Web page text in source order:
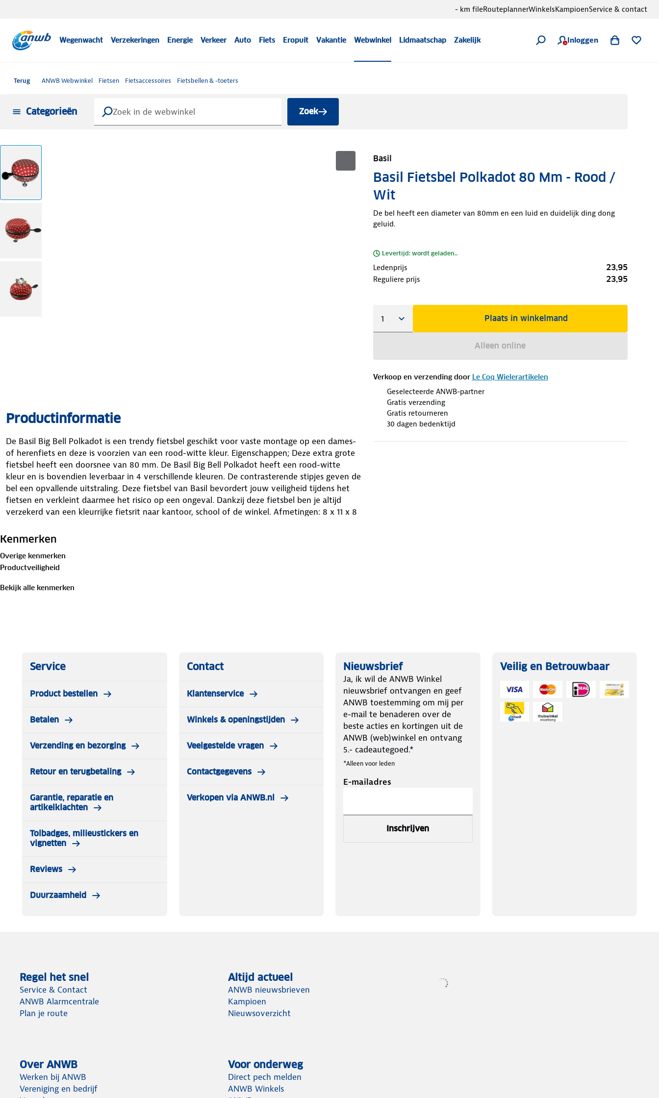
Wegenwacht Verzekeringen Energie Verkeer Auto Fiets Eropuit Vakantie Webwinkel Lidmaatschap Zakelijk Inloggen
- km fileRouteplannerWinkelsKampioenService & contact
Terug ANWB Webwinkel Fietsen Fietsaccessoires Fietsbellen & -toeters
Categorieën Zoek
Basil
Basil Fietsbel Polkadot 80 Mm - Rood /
Wit
De bel heeft een diameter van 80mm en een luid en duidelijk ding dong
geluid.
Levertijd: wordt geladen..
Ledenprijs 23,95
Reguliere prijs 23,95
Plaats in winkelmand
Alleen online
Verkoop en verzending door Le Coq Wielerartikelen
Geselecteerde ANWB-partner
Gratis verzending
Gratis retourneren
30 dagen bedenktijd
Productinformatie
De Basil Big Bell Polkadot is een trendy fietsbel geschikt voor vaste montage op een dames-
of herenfiets en deze is voorzien van een rood-witte kleur. Eigenschappen; Deze extra grote
fietsbel heeft een doorsnee van 80 mm. De Basil Big Bell Polkadot heeft een rood-witte
kleur en is bovendien leverbaar in 4 verschillende kleuren. De contrasterende stipjes geven de
bel een opvallende uitstraling. Deze fietsbel van Basil bevordert jouw veiligheid tijdens het
fietsen en verkleint daarmee het risico op een ongeval. Dankzij deze fietsbel ben je altijd
verzekerd van een kleurrijke fietsrit naar kantoor, school of de winkel. Afmetingen: 8 x 11 x 8
Materiaal: Metaal De Basil Big Bell Polkadot is een trendy fietsbeldie je bevestigt aan het
voor de dag. Heb je bijvoorbeeld net een fiets gekocht, maar ontbreekt een kleurrijke fietsbel
als echte eyecatcher? Basil springt hier handig op in en heeft een aantrekkelijke collectie
hippe fietsbellen op de markt gebracht. Wil je veilig deelnemen aan het verkeer en vind je
het leuk om in kleur te fietsen? Dan is deze fietsbel met rood-witte stippen zeker iets voor
Kenmerken
Overige kenmerken
Productveiligheid
Bekijk alle kenmerken
Service
Product bestellen
Betalen
Verzending en bezorging
Retour en terugbetaling
Garantie, reparatie en
artikelklachten
Tolbadges, milieustickers en
vignetten
Reviews
Duurzaamheid
Contact
Klantenservice
Winkels & openingstijden
Veelgestelde vragen
Contactgegevens
Verkopen via ANWB.nl
Nieuwsbrief
Ja, ik wil de ANWB Winkel
nieuwsbrief ontvangen en geef
ANWB toestemming om mij per
e-mail te benaderen over de
beste acties en kortingen uit de
ANWB (web)winkel en ontvang
5.- cadeautegoed.*
*Alleen voor leden
E-mailadres
Inschrijven
Veilig en Betrouwbaar
Regel het snel
Service & Contact
ANWB Alarmcentrale
Plan je route
Altijd actueel
ANWB nieuwsbrieven
Kampioen
Nieuwsoverzicht
Over ANWB
Werken bij ANWB
Vereniging en bedrijf
Voor onderweg
Direct pech melden
ANWB Winkels